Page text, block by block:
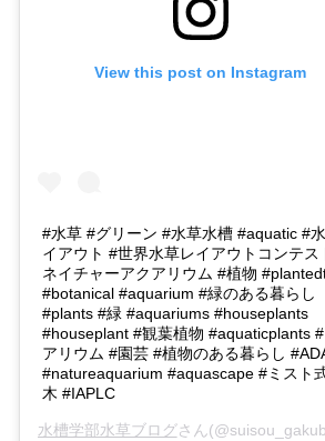
View this post on Instagram
#水草 #グリーン #水草水槽 #aquatic #
イアウト #世界水草レイアウトコンテス
ネイチャーアクアリウム #植物
#botanical #aquarium #緑のある暮らし
#plants #緑 #aquariums #houseplants
#houseplant #観葉植物 #aquaticplants #
アリウム #園芸 #植物のある暮らし
#natureaquarium #aquascape #ミスト
木 #IAPLC
水槽学部水草ブログさん(@suisou_gakubu)がシェアした